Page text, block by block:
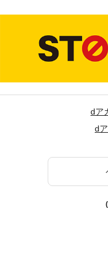
dア
d